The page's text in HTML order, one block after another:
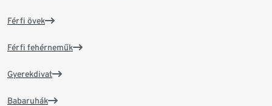
Férfi övek
Férfi fehérneműk
Gyerekdivat
Babaruhák